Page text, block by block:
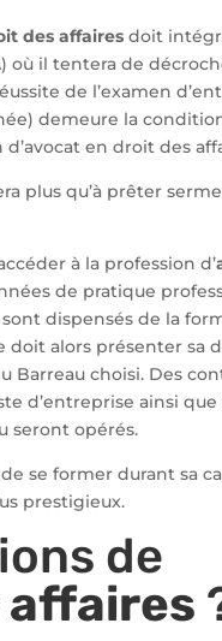
des affaires doit
où il tentera de
de l’examen
demeure la
en droit des
plus qu’à prêter
à la profession d’
de pratique
dispensés de la
doit alors présenter sa
Barreau choisi. Des
d’entreprise ainsi
seront opérés.
se former durant sa
prestigieux.
de